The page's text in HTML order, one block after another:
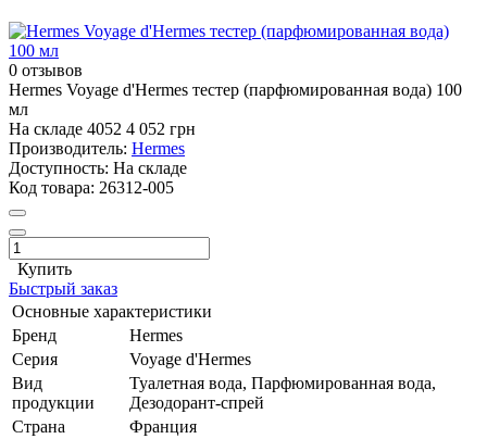
0 отзывов
Hermes Voyage d'Hermes тестер (парфюмированная вода) 100
мл
На складе 4052 4 052 грн
Производитель: Hermes
Доступность: На складе
Код товара: 26312-005
Купить
Быстрый заказ
Основные характеристики
Бренд
Hermes
Серия
Voyage d'Hermes
Вид
продукции
Туалетная вода, Парфюмированная вода,
Дезодорант-спрей
Страна
Франция